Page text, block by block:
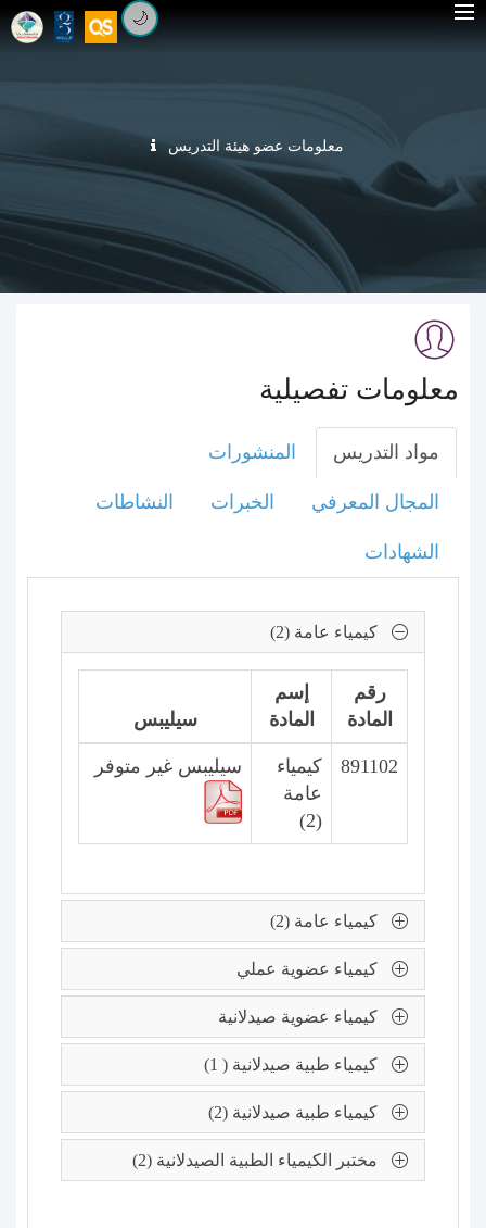
🌙
معلومات عضو هيئة التدريس
معلومات تفصيلية
مواد التدريس المنشورات
المجال المعرفي الخبرات النشاطات
الشهادات
سيليبس
إسم
المادة
رقم
المادة
سيليبس غير متوفر
كيمياء
عامة
(2)
891102